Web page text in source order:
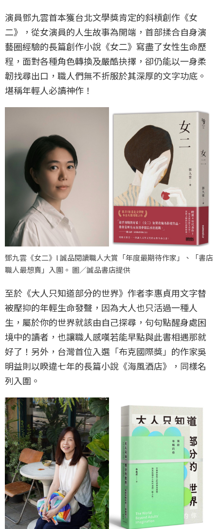
演員鄧九雲首本獲台北文學獎肯定的斜槓創作《女
二》，從女演員的人生故事為開端，首部揉合自身演
藝圈經驗的長篇創作小說《女二》寫盡了女性生命歷
程，面對各種角色轉換及嚴酷抉擇，卻仍能以一身柔
韌找尋出口，職人們無不折服於其深厚的文字功底。
堪稱年輕人必讀神作！
鄧九雲《女二》l 誠品閱讀職人大賞「年度最期待作家」、「書店
職人最想賣」入圍。 圖／誠品書店提供
至於《大人只知道部分的世界》作者李惠貞用文字替
被壓抑的年輕生命發聲，因為大人也只活過一種人
生，屬於你的世界就該由自己探尋，句句點醒身處困
境中的讀者，也讓職人感嘆若能早點與此書相遇那就
好了！另外，台灣首位入選「布克國際獎」的作家吳
明益則以睽違七年的長篇小說《海風酒店》，同樣名
列入圍。